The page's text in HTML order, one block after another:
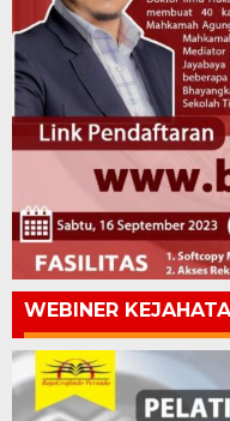
WEBINER